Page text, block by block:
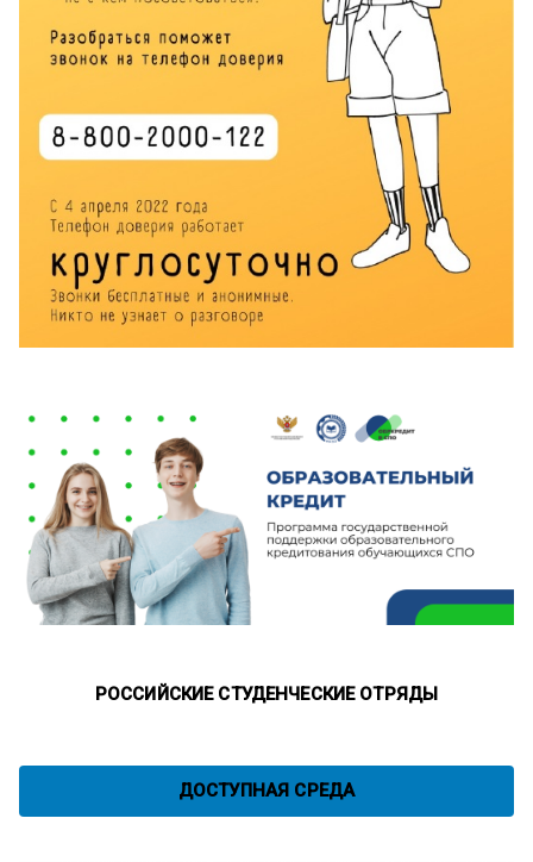
РОССИЙСКИЕ СТУДЕНЧЕСКИЕ ОТРЯДЫ
ДОСТУПНАЯ СРЕДА